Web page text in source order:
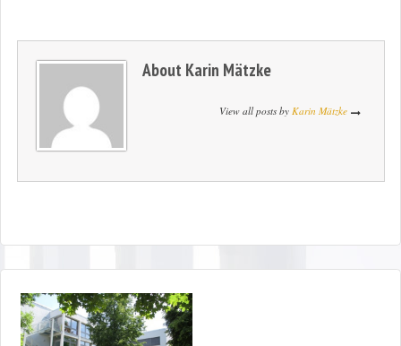
About Karin Mätzke
View all posts by Karin Mätzke